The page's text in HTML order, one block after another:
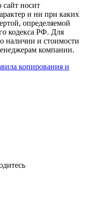
носит
и ни при каких
определяемой
кодекса РФ. Для
наличии и стоимости
компании.
копирования и